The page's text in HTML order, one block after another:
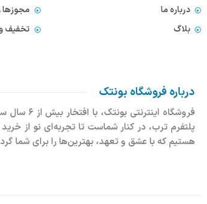
درباره ما
بلاگ
مجوزها
تخفیف
درباره فروشگاه بونتک
پلتفرم ترب، در کنار شماست تا تجربه‌ای نو از
هستیم که با عشق و تعهد، بهترین‌ها را برای شما